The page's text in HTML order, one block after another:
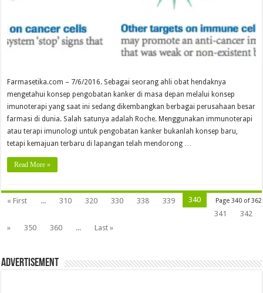
Farmasetika.com – 7/6/2016. Sebagai seorang ahli obat hendaknya
mengetahui konsep pengobatan kanker di masa depan melalui konsep
imunoterapi yang saat ini sedang dikembangkan berbagai perusahaan besar
farmasi di dunia. Salah satunya adalah Roche. Menggunakan immunoterapi
atau terapi imunologi untuk pengobatan kanker bukanlah konsep baru,
tetapi kemajuan terbaru di lapangan telah mendorong …
Read More »
Page 340 of 362
« First ... 310 320 330 338 339
340
341
342
»
350 360 ... Last »
Advertisement